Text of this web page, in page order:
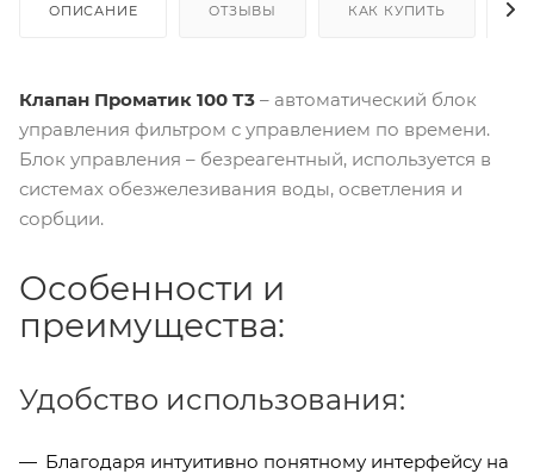
ОПИСАНИЕ ОТЗЫВЫ КАК КУПИТЬ
Клапан Проматик 100 Т3 – автоматический блок
управления фильтром с управлением по времени.
Блок управления – безреагентный, используется в
системах обезжелезивания воды, осветления и
сорбции.
Особенности и
преимущества:
Удобство использования:
Благодаря интуитивно понятному интерфейсу на